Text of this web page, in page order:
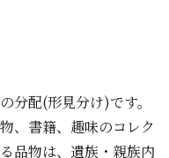
分配(形見分け)です。
、書籍、趣味のコレク
品物は、遺族・親族内